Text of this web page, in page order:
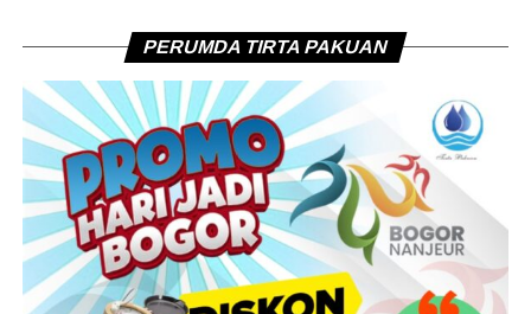
PERUMDA TIRTA PAKUAN